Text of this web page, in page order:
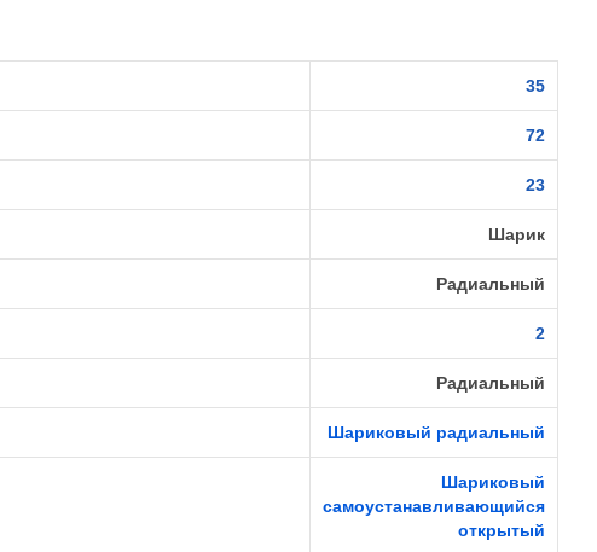
35
72
23
Шарик
Радиальный
2
Радиальный
Шариковый радиальный
Шариковый
самоустанавливающийся
открытый